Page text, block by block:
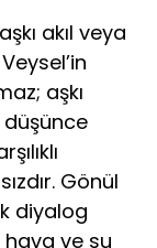
akıl veya
aşkı
Gönül
diyalog
hava ve su